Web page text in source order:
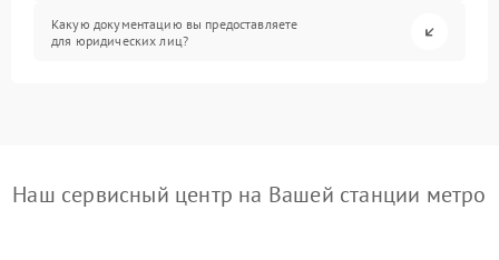
Какую документацию вы предоставляете
для юридических лиц?
Наш сервисный центр на Вашей станции метро